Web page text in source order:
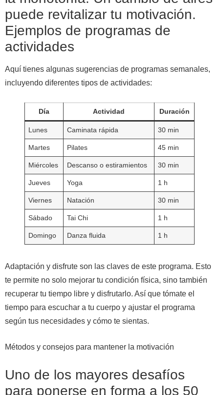
puede revitalizar tu motivación.
Ejemplos de programas de
actividades
Aquí tienes algunas sugerencias de programas semanales,
incluyendo diferentes tipos de actividades:
Día Actividad Duración
Lunes Caminata rápida 30 min
Martes Pilates 45 min
Miércoles Descanso o estiramientos 30 min
Jueves Yoga 1 h
Viernes Natación 30 min
Sábado Tai Chi 1 h
Domingo Danza fluida 1 h
Adaptación y disfrute son las claves de este programa. Esto
te permite no solo mejorar tu condición física, sino también
recuperar tu tiempo libre y disfrutarlo. Así que tómate el
tiempo para escuchar a tu cuerpo y ajustar el programa
según tus necesidades y cómo te sientas.
Métodos y consejos para mantener la motivación
Uno de los mayores desafíos
para ponerse en forma a los 50